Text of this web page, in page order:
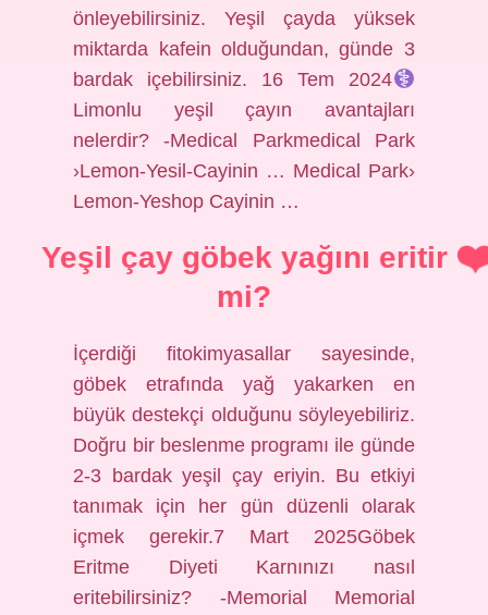
önleyebilirsiniz. Yeşil çayda yüksek
miktarda kafein olduğundan, günde 3
bardak içebilirsiniz. 16 Tem 2024‍
Limonlu yeşil çayın avantajları
nelerdir? -Medical Parkmedical Park
›Lemon-Yesil-Cayinin … Medical Park›
Lemon-Yeshop Cayinin …
Yeşil çay göbek yağını eritir
mi?
İçerdiği fitokimyasallar sayesinde,
göbek etrafında yağ yakarken en
büyük destekçi olduğunu söyleyebiliriz.
Doğru bir beslenme programı ile günde
2-3 bardak yeşil çay eriyin. Bu etkiyi
tanımak için her gün düzenli olarak
içmek gerekir.7 Mart 2025Göbek
Eritme Diyeti Karnınızı nasıl
eritebilirsiniz? -Memorial Memorial